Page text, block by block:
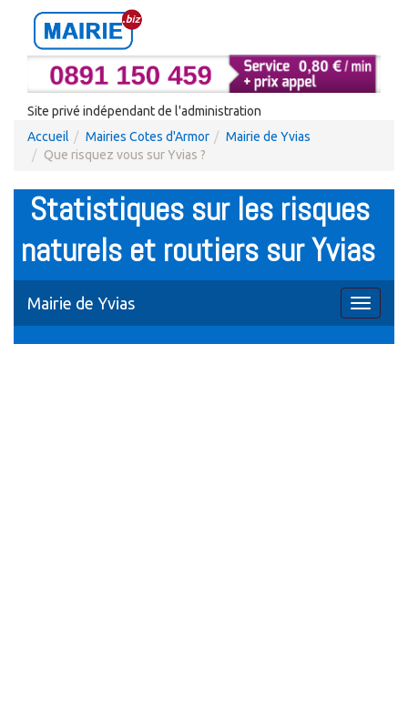
Site privé indépendant de l'administration
Accueil
Mairies Cotes d'Armor
Mairie de Yvias
Que risquez vous sur Yvias ?
Statistiques sur les risques
naturels et routiers sur Yvias
Toggle
Mairie de Yvias